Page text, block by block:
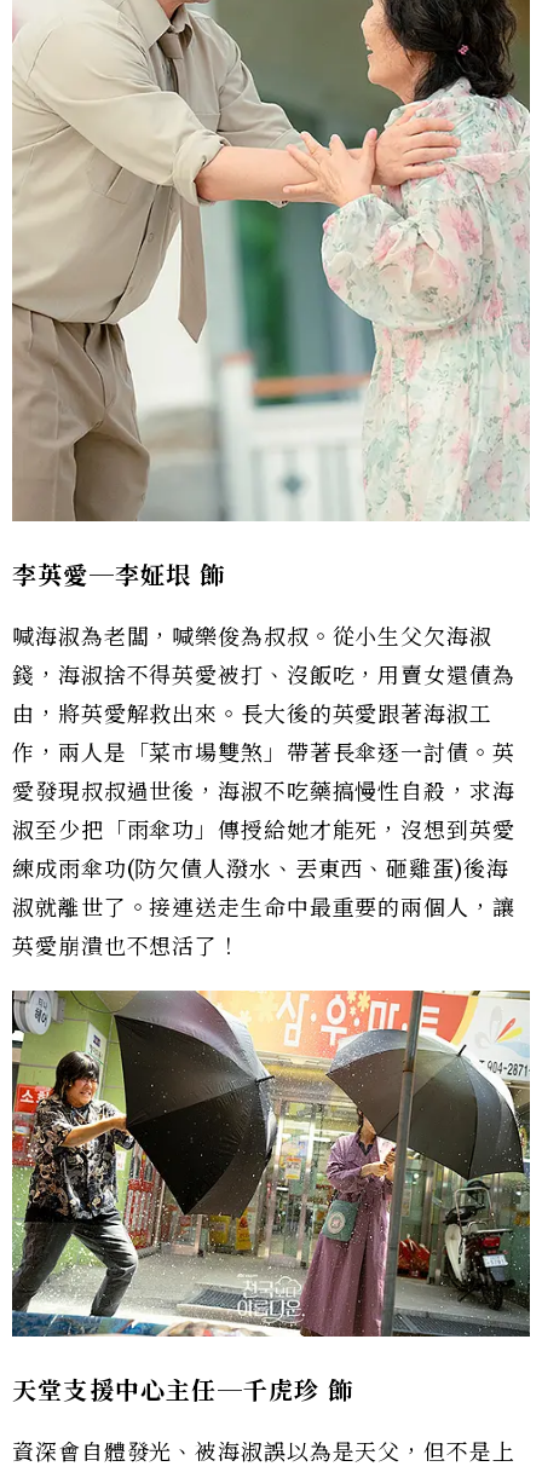
李英愛─李姃垠 飾
喊海淑為老闆，喊樂俊為叔叔。從小生父欠海淑
錢，海淑捨不得英愛被打、沒飯吃，用賣女還債為
由，將英愛解救出來。長大後的英愛跟著海淑工
作，兩人是「菜市場雙煞」帶著長傘逐一討債。英
愛發現叔叔過世後，海淑不吃藥搞慢性自殺，求海
淑至少把「雨傘功」傳授給她才能死，沒想到英愛
練成雨傘功(防欠債人潑水、丟東西、砸雞蛋)後海
淑就離世了。接連送走生命中最重要的兩個人，讓
英愛崩潰也不想活了！
天堂支援中心主任─千虎珍 飾
資深會自體發光、被海淑誤以為是天父，但不是上